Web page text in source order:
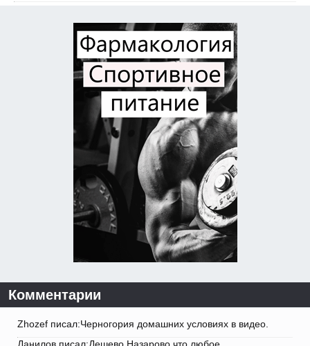
Комментарии
Zhozef писал:Черногория домашних условиях в видео.
Данилов писал:Дешево Назарово что любое